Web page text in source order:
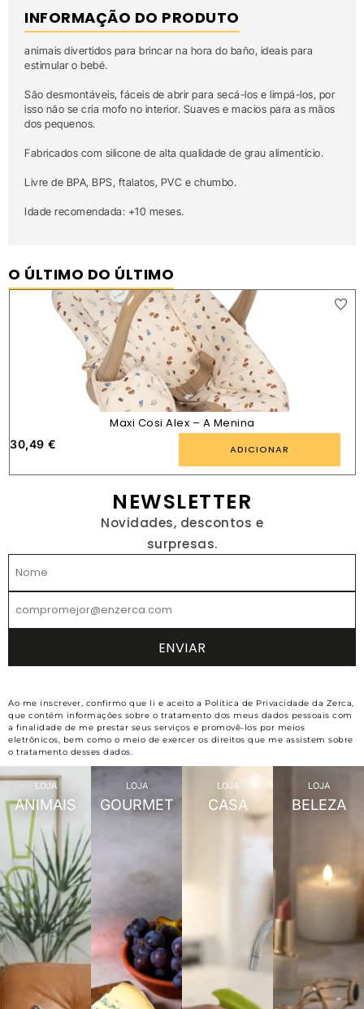
INFORMAÇÃO DO PRODUTO
animais divertidos para brincar na hora do baño, ideais para
estimular o bebé.
São desmontáveis, fáceis de abrir para secá-los e limpá-los, por
isso não se cria mofo no interior. Suaves e macios para as mãos
dos pequenos.
Fabricados com silicone de alta qualidade de grau alimentício.
Livre de BPA, BPS, ftalatos, PVC e chumbo.
Idade recomendada: +10 meses.
O ÚLTIMO DO ÚLTIMO
Maxi Cosi Alex – A Menina
30,49 € ADICIONAR
NEWSLETTER
Novidades, descontos e
surpresas.
Ao me inscrever, confirmo que li e aceito a Política de Privacidade da Zerca,
que contém informações sobre o tratamento dos meus dados pessoais com
a finalidade de me prestar seus serviços e promovê-los por meios
eletrônicos, bem como o meio de exercer os direitos que me assistem sobre
o tratamento desses dados.
LOJA
ANIMAIS
LOJA
GOURMET
LOJA
CASA
LOJA
BELEZA